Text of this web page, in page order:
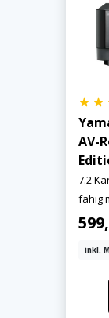
AV-
7.2
fähig
inkl.